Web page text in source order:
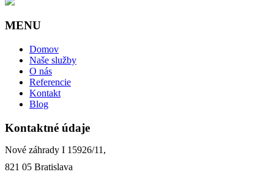
MENU
Domov
Naše služby
O nás
Referencie
Kontakt
Blog
Kontaktné údaje
Nové záhrady I 15926/11,
821 05 Bratislava